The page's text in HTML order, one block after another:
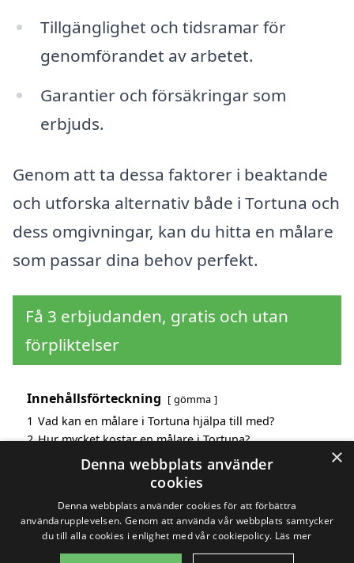
Tillgänglighet och tidsramar för
genomförandet av arbetet.
Garantier och försäkringar som
erbjuds.
Genom att ta dessa faktorer i beaktande
och utforska alternativ både i Tortuna och
dess omgivningar, kan du hitta en målare
som passar dina behov perfekt.
Få 3 erbjudanden, gratis och utan
förpliktelser
Innehållsförteckning gömma
1 Vad kan en målare i Tortuna hjälpa till med?
2 Hur mycket kostar en målare i Tortuna?
Fördelar med att välja målare i Tortuna
Sök efter en skicklig målare i de omgivande städerna
×
Denna webbplats använder
cookies
Denna webbplats använder cookies för att förbättra
användarupplevelsen. Genom att använda vår webbplats samtycker
du till alla cookies i enlighet med vår cookiepolicy. Läs mer